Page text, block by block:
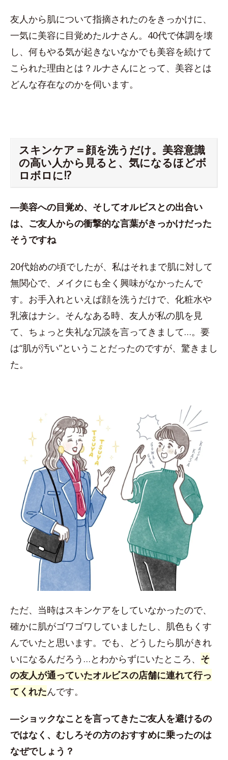
友人から肌について指摘されたのをきっかけに、
一気に美容に目覚めたルナさん。40代で体調を壊
し、何もやる気が起きないなかでも美容を続けて
こられた理由とは？ルナさんにとって、美容とは
どんな存在なのかを伺います。
スキンケア＝顔を洗うだけ。美容意識
の高い人から見ると、気になるほどボ
ロボロに!?
―美容への目覚め、そしてオルビスとの出合い
は、ご友人からの衝撃的な言葉がきっかけだった
そうですね
20代始めの頃でしたが、私はそれまで肌に対して
無関心で、メイクにも全く興味がなかったんで
す。お手入れといえば顔を洗うだけで、化粧水や
乳液はナシ。そんなある時、友人が私の肌を見
て、ちょっと失礼な冗談を言ってきまして…。要
は“肌が汚い”ということだったのですが、驚きまし
た。
ただ、当時はスキンケアをしていなかったので、
確かに肌がゴワゴワしていましたし、肌色もくす
んでいたと思います。でも、どうしたら肌がきれ
いになるんだろう…とわからずにいたところ、 そ
の友人が通っていたオルビスの店舗に連れて行っ
てくれたんです。
―ショックなことを言ってきたご友人を避けるの
ではなく、むしろその方のおすすめに乗ったのは
なぜでしょう？